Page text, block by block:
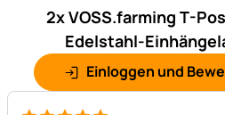
2x VOSS.farming T-
Edelstahl-
Einloggen und